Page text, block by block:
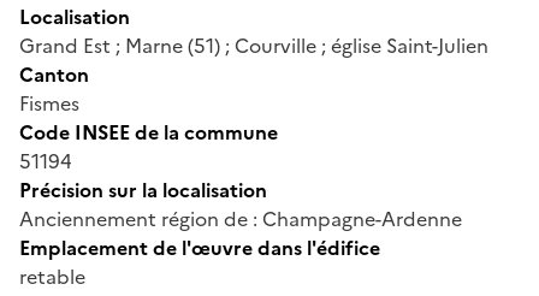
Localisation
Grand Est ; Marne (51) ; Courville ; église Saint-Julien
Canton
Fismes
Code INSEE de la commune
51194
Précision sur la localisation
Anciennement région de : Champagne-Ardenne
Emplacement de l'œuvre dans l'édifice
retable